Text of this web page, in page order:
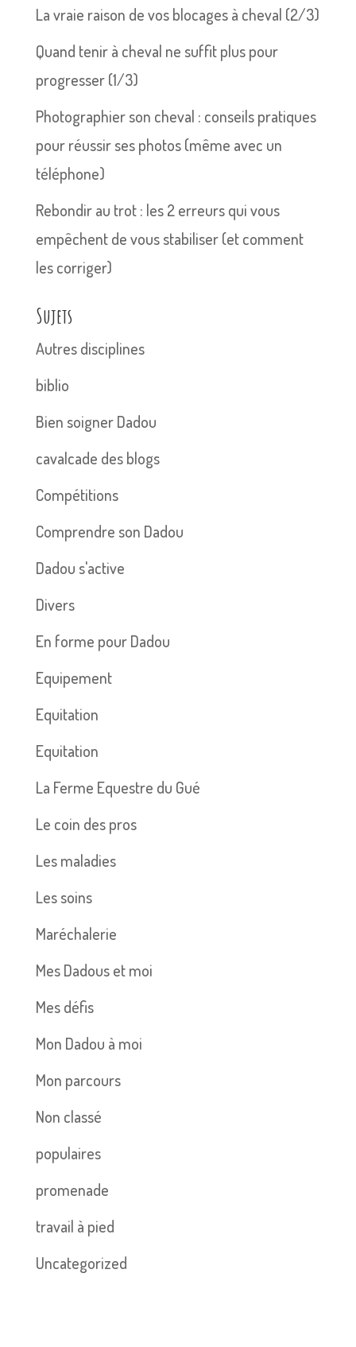
La vraie raison de vos blocages à cheval (2/3)
Quand tenir à cheval ne suffit plus pour
progresser (1/3)
Photographier son cheval : conseils pratiques
pour réussir ses photos (même avec un
téléphone)
Rebondir au trot : les 2 erreurs qui vous
empêchent de vous stabiliser (et comment
les corriger)
Sujets
Autres disciplines
biblio
Bien soigner Dadou
cavalcade des blogs
Compétitions
Comprendre son Dadou
Dadou s'active
Divers
En forme pour Dadou
Equipement
Equitation
Equitation
La Ferme Equestre du Gué
Le coin des pros
Les maladies
Les soins
Maréchalerie
Mes Dadous et moi
Mes défis
Mon Dadou à moi
Mon parcours
Non classé
populaires
promenade
travail à pied
Uncategorized